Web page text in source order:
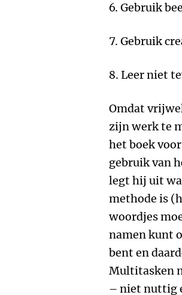
6. Gebruik
7. Gebruik
8. Leer niet
Omdat
zijn werk te
het boek
gebruik van
legt hij uit
methode is
woordjes
namen kunt
bent en
Multitasken
– niet nuttig